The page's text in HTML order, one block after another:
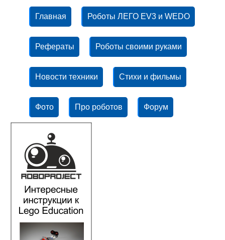
Главная Роботы ЛЕГО EV3 и WEDO
Рефераты Роботы своими руками
Новости техники Стихи и фильмы
Фото Про роботов Форум